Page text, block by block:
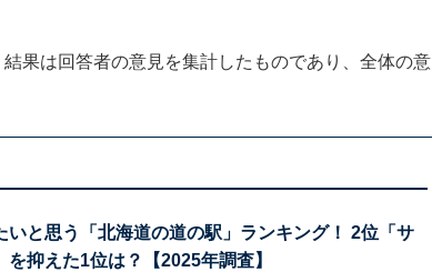
果は回答者の意見を集計したものであり、全体の意
いと思う「北海道の道の駅」ランキング！ 2位「サ
抑えた1位は？【2025年調査】